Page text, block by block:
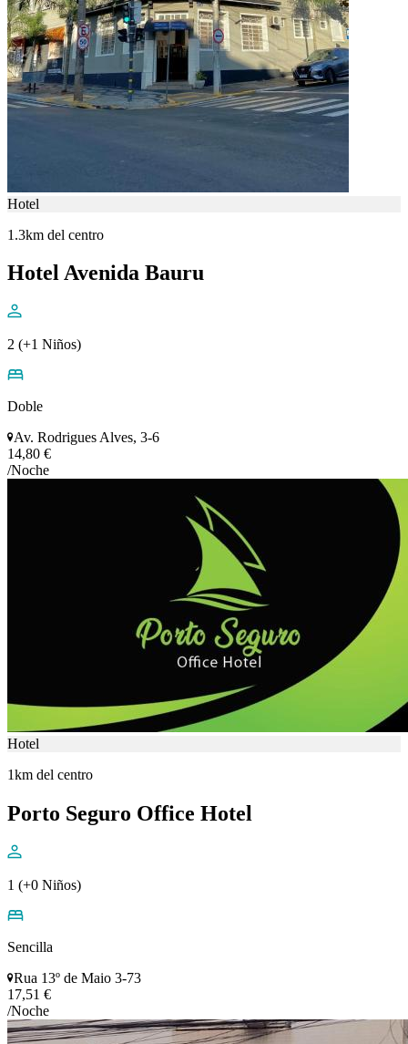
Hotel
1.3km del centro
Hotel Avenida Bauru
2 (+1 Niños)
Doble
Av. Rodrigues Alves, 3-6
14,80 €
/Noche
Hotel
1km del centro
Porto Seguro Office Hotel
1 (+0 Niños)
Sencilla
Rua 13º de Maio 3-73
17,51 €
/Noche